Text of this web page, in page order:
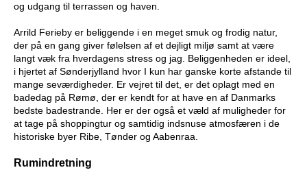
og udgang til terrassen og haven.
Arrild Ferieby er beliggende i en meget smuk og frodig natur,
der på en gang giver følelsen af et dejligt miljø samt at være
langt væk fra hverdagens stress og jag. Beliggenheden er ideel,
i hjertet af Sønderjylland hvor I kun har ganske korte afstande til
mange seværdigheder. Er vejret til det, er det oplagt med en
badedag på Rømø, der er kendt for at have en af Danmarks
bedste badestrande. Her er der også et væld af muligheder for
at tage på shoppingtur og samtidig indsnuse atmosfæren i de
historiske byer Ribe, Tønder og Aabenraa.
Rumindretning